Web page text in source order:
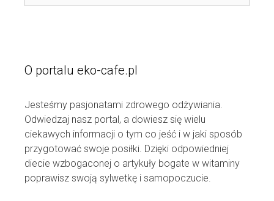
O portalu eko-cafe.pl
Jesteśmy pasjonatami zdrowego odżywiania.
Odwiedzaj nasz portal, a dowiesz się wielu
ciekawych informacji o tym co jeść i w jaki sposób
przygotować swoje posiłki. Dzięki odpowiedniej
diecie wzbogaconej o artykuły bogate w witaminy
poprawisz swoją sylwetkę i samopoczucie.